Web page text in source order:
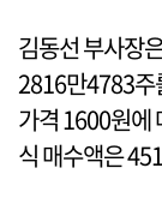
김동선 부사장
2816만4783주
가격 1600원에
식 매수액은